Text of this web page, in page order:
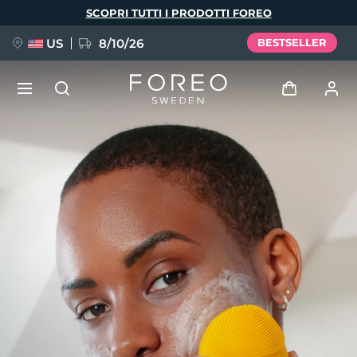
SCOPRI TUTTI I PRODOTTI FOREO
US 8/10/26 BESTSELLER
Profilo utente
I miei dispositivi
I miei ordini
I miei indirizzi
I miei abbonamenti
NUOVO
FAQ™ Pure Beauty-Tech Elixir
BREAKING NEWS
issa™ Teeth Whitening Set
Lingua
English Deutsch
Español
Français
Italiano
Português
Svenska
Русский
Türkçe
简体中文 繁體中文